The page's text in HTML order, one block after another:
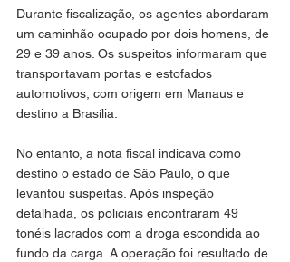
Durante fiscalização, os agentes abordaram
um caminhão ocupado por dois homens, de
29 e 39 anos. Os suspeitos informaram que
transportavam portas e estofados
automotivos, com origem em Manaus e
destino a Brasília.
No entanto, a nota fiscal indicava como
destino o estado de São Paulo, o que
levantou suspeitas. Após inspeção
detalhada, os policiais encontraram 49
tonéis lacrados com a droga escondida ao
fundo da carga. A operação foi resultado de